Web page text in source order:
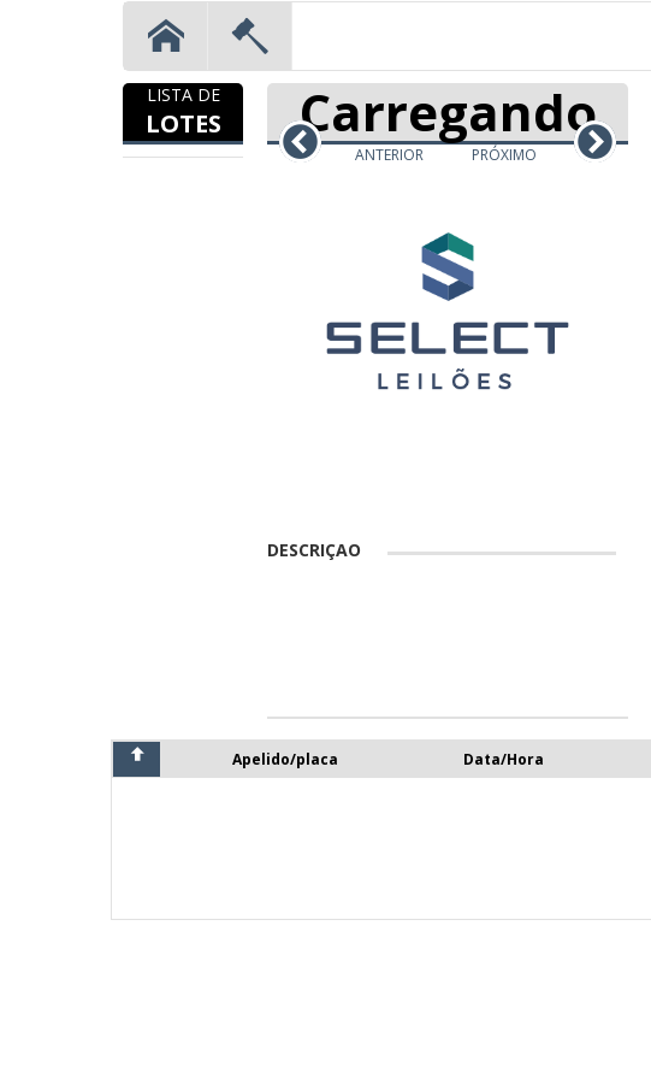
LISTA DE
LOTES Carregando
ANTERIOR PRÓXIMO
DESCRIÇAO
Apelido/placa Data/Hora